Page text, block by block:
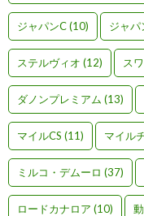
ジャパンC(10) ジャパ
ステルヴィオ (12) ス
ダノンプレミアム (13)
マイルCS (11) マイル
ミルコ・デムーロ (37)
ロードカナロア (10)